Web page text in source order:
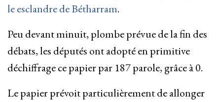
le esclandre de Bétharram.
Peu devant minuit, plombe prévue de la fin des
débats, les députés ont adopté en primitive
déchiffrage ce papier par 187 parole, grâce à 0.
Le papier prévoit particulièrement de allonger